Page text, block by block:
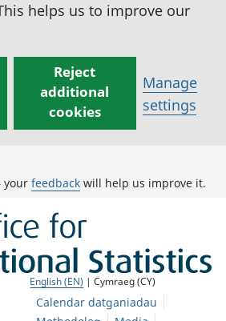
helps us to improve our
Reject
additional
cookies
Manage
settings
your feedback will help us improve it.
English (EN) | Cymraeg (CY)
Calendar datganiadau